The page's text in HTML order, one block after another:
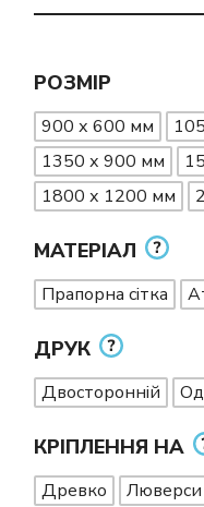
РОЗМІР
900 х 600 мм
1350 х 900 мм
1800 х 1200 мм
МАТЕРІАЛ
Прапорна сітка
ДРУК
Двосторонній
КРІПЛЕННЯ НА
Древко Люверси